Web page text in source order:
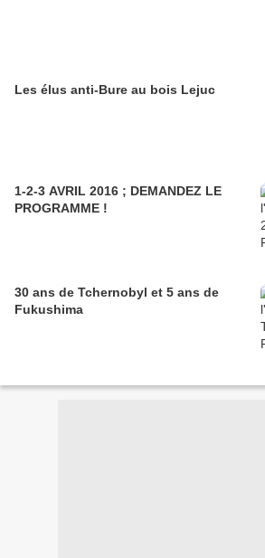
Les élus anti-Bure au bois Lejuc
1-2-3 AVRIL 2016 ; DEMANDEZ LE
PROGRAMME !
30 ans de Tchernobyl et 5 ans de
Fukushima